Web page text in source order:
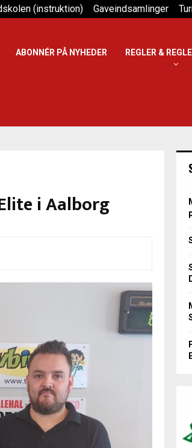
(instruktion) Gaveindsamlinger
ABONNÉR PÅ NYHEDER REGLER &
i Aalborg